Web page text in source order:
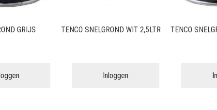
GRIJS TENCO SNELGROND WIT 2,5LTR
Inloggen
TENCO